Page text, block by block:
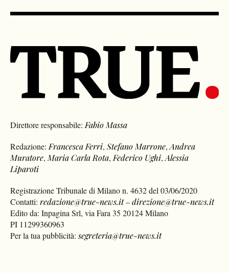
Direttore responsabile: Fabio Massa
Redazione: Francesca Ferri,Stefano Marrone,Andrea
Muratore, Maria Carla Rota, Federico Ughi,Alessia
Liparoti
Registrazione Tribunale di Milano n. 4632 del 03/06/2020
Contatti:redazione@true-news.it–direzione@true-news.it
Edito da: Inpagina Srl, via Fara 35 20124 Milano
PI 11299360963
Per la tua pubblicità:segreteria@true-news.it